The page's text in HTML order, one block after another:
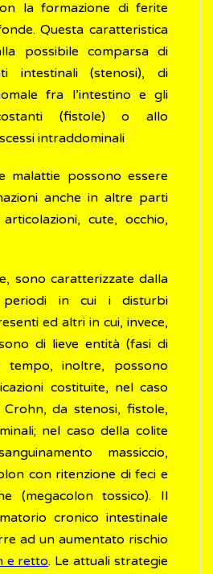
la formazione di ferite
Questa caratteristica
possibile comparsa di
intestinali (stenosi), di
fra l’intestino e gli
(fistole) o allo
intraddominali
malattie possono essere
anche in altre parti
cute, occhio,
sono caratterizzate dalla
periodi in cui i disturbi
ed altri in cui, invece,
di lieve entità (fasi di
tempo, inoltre, possono
costituite, nel caso
da stenosi, fistole,
nel caso della colite
massiccio,
con ritenzione di feci e
(megacolon tossico). Il
cronico intestinale
ad un aumentato rischio
e retto. Le attuali strategie